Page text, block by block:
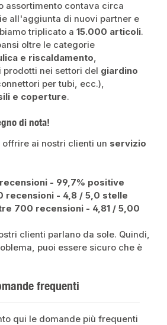
assortimento contava circa
all'aggiunta di nuovi partner e
triplicato a15.000 articoli.
oltre le categorie
e riscaldamento,
nei settori del giardino
per tubi, ecc.),
e coperture.
di nota!
ai nostri clienti un servizio
- 99,7% positive
recensioni - 4,8 / 5,0 stelle
700 recensioni - 4,81 / 5,00
clienti parlano da sole. Quindi,
puoi essere sicuro che è
frequenti
qui le domande più frequenti